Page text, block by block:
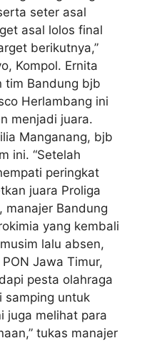
seter asal
asal lolos final
berikutnya,”
Kompol. Ernita
tim Bandung bjb
Herlambang ini
menjadi juara.
Manganang, bjb
ini. “Setelah
peringkat
juara Proliga
manajer Bandung
yang kembali
lalu absen,
Jawa Timur,
pesta olahraga
samping untuk
juga melihat para
tukas manajer